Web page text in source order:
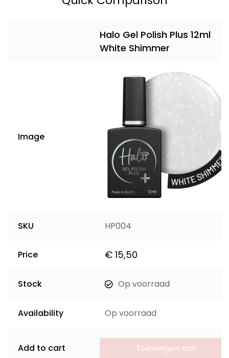
Halo Gel Polish Plus 12ml
White Shimmer
Image
SKU HP004
Price € 15,50
Stock Op voorraad
Availability Op voorraad
Add to cart
Toevoegen aan